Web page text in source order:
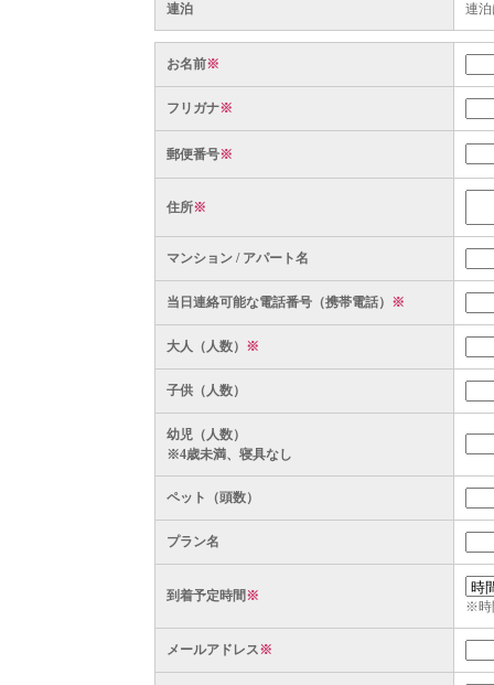
連泊 連
お名前※
フリガナ※
郵便番号※
住所※
マンション / アパート名
当日連絡可能な電話番号（携帯電話） ※
大人（人数） ※
子供（人数）
幼児（人数）
※4歳未満、寝具なし
ペット（頭数）
プラン名
到着予定時間※
※時
メールアドレス※